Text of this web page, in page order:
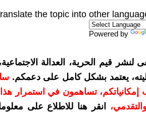
the topic into other
Powered by
قيم الحرية، العدالة
يعتمد بشكل كامل على دعمكم.
أكثر حسب إمكانياتكم، تساهمون في استمرار
،
انقر هنا للاطلاع على